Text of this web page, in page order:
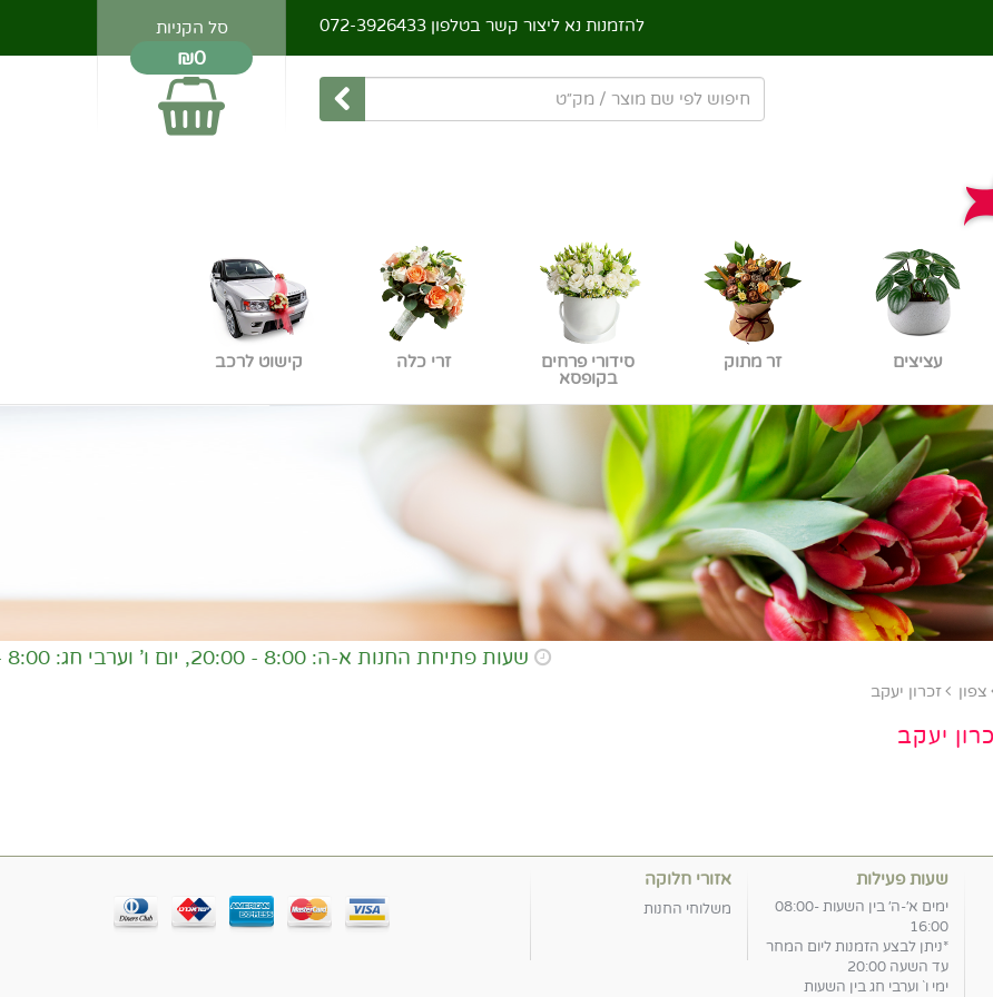
סל הקניות
₪0
להזמנות נא ליצור קשר בטלפון 072-3926433
עציצים זר מתוק
סידורי פרחים
בקופסא
זרי כלה קישוט לרכב
שעות פתיחת החנות א-ה: 8:00 - 20:00, יום ו' וערבי חג: 8:00 - 16:00,
צפון זכרון יעקב
יעקב
שעות פעילות
ימים א׳-ה׳ בין השעות 08:00-
16:00
*ניתן לבצע הזמנות ליום המחר
עד השעה 20:00
ימי ו` וערבי חג בין השעות
אזורי חלוקה
משלוחי החנות